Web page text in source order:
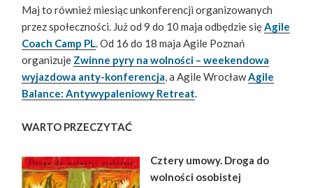
Maj to również miesiąc unkonferencji organizowanych
przez społeczności. Już od 9 do 10 maja odbędzie sięAgile
Coach Camp PL. Od 16 do 18 maja Agile Poznań
organizuje Zwinne pyry na wolności – weekendowa
wyjazdowa anty-konferencja, a Agile WrocławAgile
Balance: Antywypaleniowy Retreat.
WARTO PRZECZYTAĆ
Cztery umowy. Droga do
wolności osobistej